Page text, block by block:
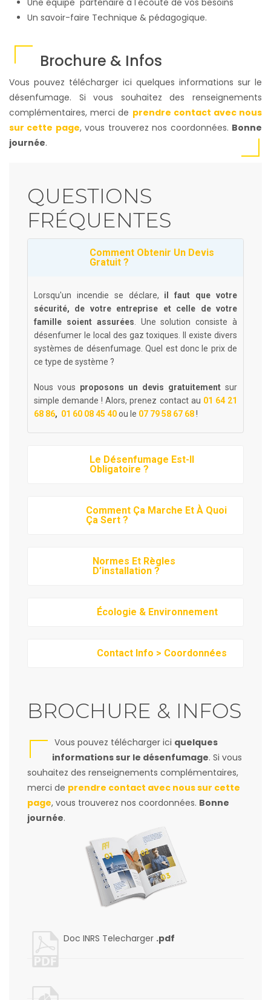
Une équipe partenaire à l'écoute de vos besoins
Un savoir-faire Technique & pédagogique.
Brochure & Infos
Vous pouvez télécharger ici quelques informations sur le
désenfumage. Si vous souhaitez des renseignements
complémentaires, merci de prendre contact avec nous
sur cette page, vous trouverez nos coordonnées. Bonne
journée.
QUESTIONS
FRÉQUENTES
Comment Obtenir Un Devis
Gratuit ?
Lorsqu'un incendie se déclare, il faut que votre
sécurité, de votre entreprise et celle de votre
famille soient assurées . Une solution consiste à
désenfumer le local des gaz toxiques. Il existe divers
systèmes de désenfumage. Quel est donc le prix de
ce type de système ?
Nous vous proposons un devis gratuitement sur
simple demande ! Alors, prenez contact au 01 64 21
68 86, 01 60 08 45 40ou le 07 79 58 67 68!
Le Désenfumage Est-Il
Obligatoire ?
Comment Ça Marche Et À Quoi
Ça Sert ?
Normes Et Règles
D’installation ?
Écologie & Environnement
Contact Info > Coordonnées
BROCHURE & INFOS
Vous pouvez télécharger ici quelques
informations sur le désenfumage. Si vous
souhaitez des renseignements complémentaires,
merci de prendre contact avec nous sur cette
page, vous trouverez nos coordonnées. Bonne
journée.
Doc INRS Telecharger .pdf